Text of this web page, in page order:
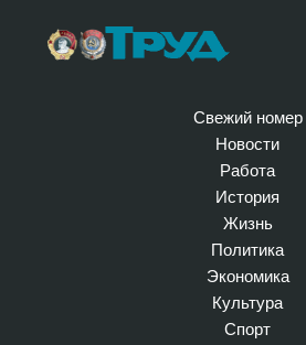
Свежий номер
Новости
Работа
История
Жизнь
Политика
Экономика
Культура
Спорт